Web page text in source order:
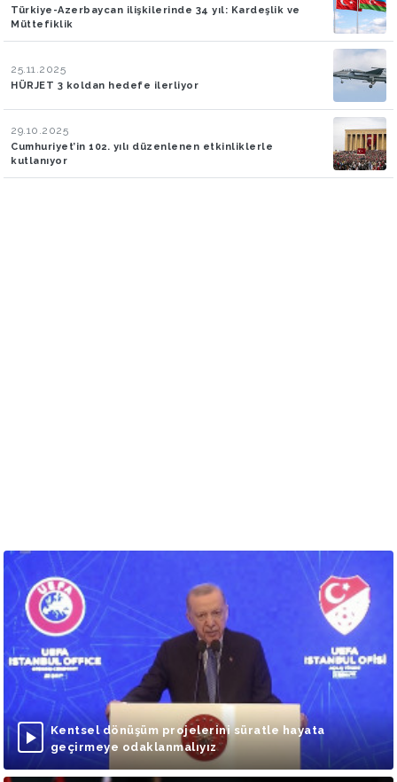
Türkiye-Azerbaycan ilişkilerinde 34 yıl: Kardeşlik ve
Müttefiklik
25.11.2025
HÜRJET 3 koldan hedefe ilerliyor
29.10.2025
Cumhuriyet’in 102. yılı düzenlenen etkinliklerle
kutlanıyor
Kentsel dönüşüm projelerini süratle hayata
geçirmeye odaklanmalıyız